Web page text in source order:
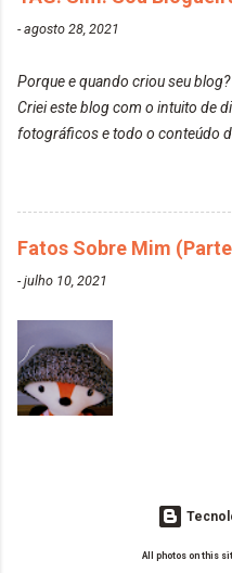
de um
fotografan...
Moda é...
Turkiss Blue
https://
colors-turkiss-
Ozzy Lilac
em meu
-agosto 28, 2021
Porque e quando criou seu
Criei este blog com o intuito de
fotográficos e todo o conteúdo
vida de Blogueira? Tem sido
Qual a parte chata da vida de
embora... O que tem de melhor
sendo reconhecido. Aonde
além daquilo que imagino. Seu
tempo? Vejo como sendo
tudo para ele. Quais blogs
o Drilly Design e comecei a ler
Carol "Magic Days". Tem sido
leitoras? Claro. Seu blog já esta
Fatos Sobre Mim
-julho 10, 2021
All photos on this